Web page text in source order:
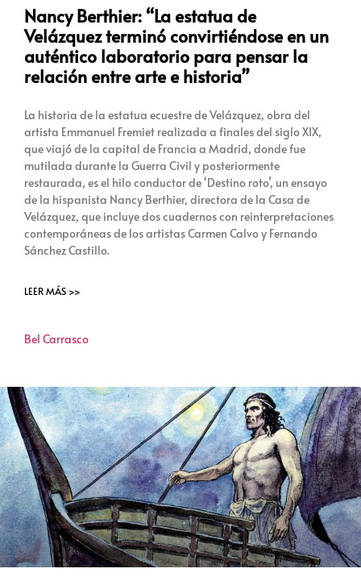
Nancy Berthier: “La estatua de
Velázquez terminó convirtiéndose en un
auténtico laboratorio para pensar la
relación entre arte e historia”
La historia de la estatua ecuestre de Velázquez, obra del
artista Emmanuel Fremiet realizada a finales del siglo XIX,
que viajó de la capital de Francia a Madrid, donde fue
mutilada durante la Guerra Civil y posteriormente
restaurada, es el hilo conductor de ‘Destino roto’, un ensayo
de la hispanista Nancy Berthier, directora de la Casa de
Velázquez, que incluye dos cuadernos con reinterpretaciones
contemporáneas de los artistas Carmen Calvo y Fernando
Sánchez Castillo.
LEER MÁS >>
Bel Carrasco